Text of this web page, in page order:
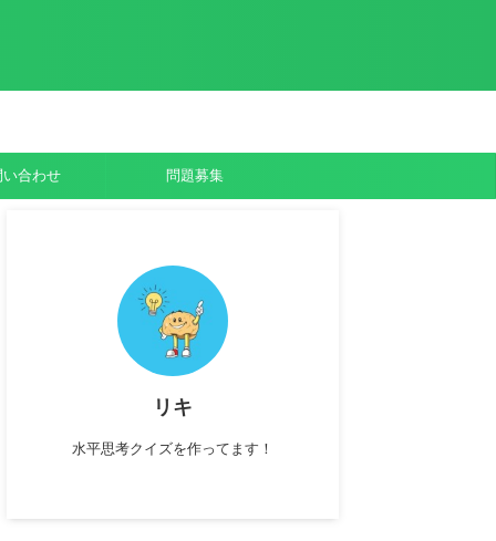
い合わせ 問題募集
リキ
水平思考クイズを作ってます！